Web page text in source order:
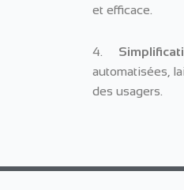
et efficace.
4.
automatisées,
des usagers.